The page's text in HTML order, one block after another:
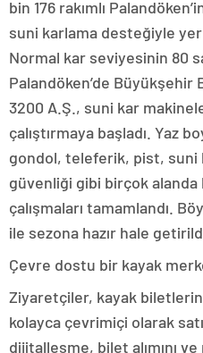
bin 176 rakımlı
suni karlama desteğiyle
Normal kar seviyesinin 80
Palandöken’de Büyükşehir
3200 A.Ş., suni kar
çalıştırmaya başladı. Yaz
gondol, teleferik, pist, suni
güvenliği gibi birçok alanda
çalışmaları tamamlandı.
ile sezona hazır hale
Çevre dostu bir kayak
Ziyaretçiler, kayak
kolayca çevrimiçi olarak
dijitalleşme, bilet alımını